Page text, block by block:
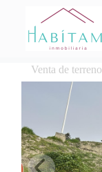
Venta de